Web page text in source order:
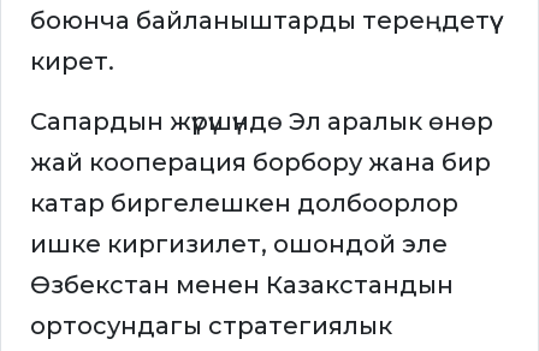
боюнча байланыштарды тереңдетүү
кирет.
Сапардын жүрүшүндө Эл аралык өнөр
жай кооперация борбору жана бир
катар биргелешкен долбоорлор
ишке киргизилет, ошондой эле
Өзбекстан менен Казакстандын
ортосундагы стратегиялык